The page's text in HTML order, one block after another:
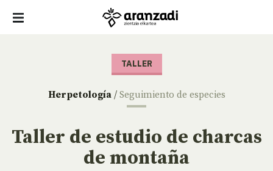
TALLER
Herpetología/ Seguimiento de especies
Taller de estudio de charcas
de montaña